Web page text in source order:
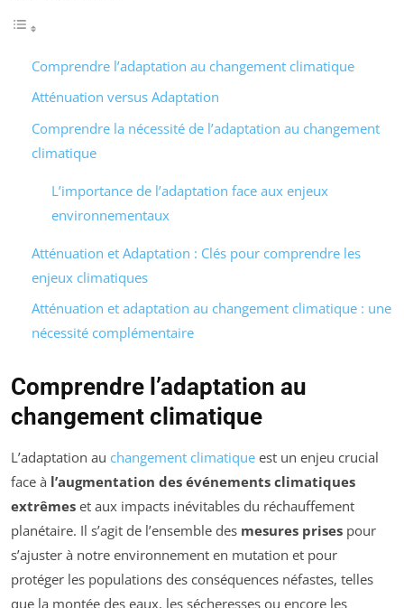
Comprendre l’adaptation au changement climatique
Atténuation versus Adaptation
Comprendre la nécessité de l’adaptation au changement
climatique
L’importance de l’adaptation face aux enjeux
environnementaux
Atténuation et Adaptation : Clés pour comprendre les
enjeux climatiques
Atténuation et adaptation au changement climatique : une
nécessité complémentaire
Comprendre l’adaptation au
changement climatique
L’adaptation au changement climatique est un enjeu crucial
face à l’augmentation des événements climatiques
extrêmes et aux impacts inévitables du réchauffement
planétaire. Il s’agit de l’ensemble des mesures prises pour
s’ajuster à notre environnement en mutation et pour
protéger les populations des conséquences néfastes, telles
que la montée des eaux, les sécheresses ou encore les